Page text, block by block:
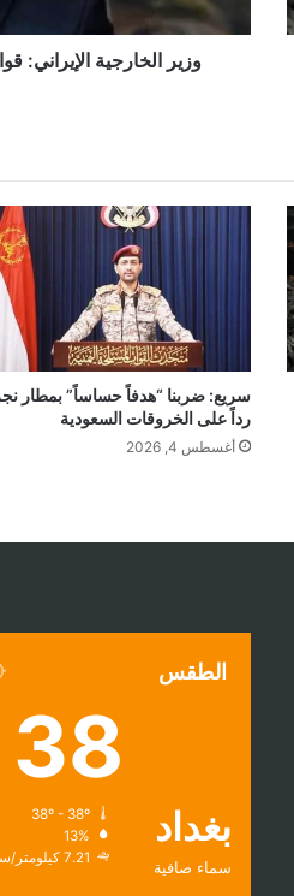
وزير الخارجية
سريع: ضربنا “هدفاً حساساً” بمطار
رداً على الخروقات السعودية
أغسطس 4, 2026
الطقس
بغداد
سماء صافية
38
13%
7.21 كيلومتر/ساعة